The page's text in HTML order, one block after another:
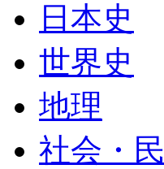
日本史
世界史
地理
社会・